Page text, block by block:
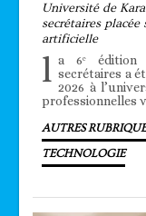
Université de
secrétaires
artificielle
l a 6ᵉ édition
secrétaires a
2026 à
professionnelles
AUTRES
TECHNOLOGIE